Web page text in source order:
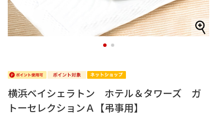
1 2
横浜ベイシェラトン ホテル＆タワーズ ガ
トーセレクションＡ【弔事用】